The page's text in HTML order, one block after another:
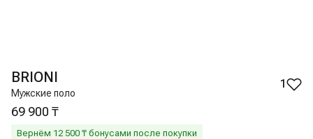
BRIONI
Мужские поло
1
69 900 ₸
Вернём 12 500 ₸ бонусами после покупки